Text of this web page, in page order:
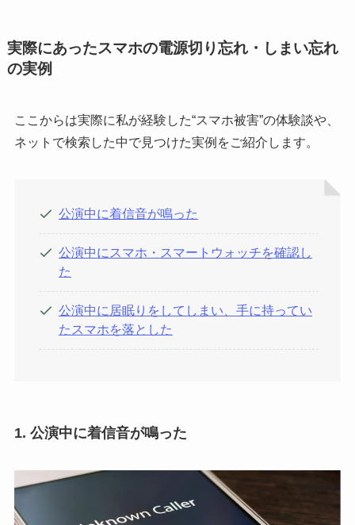
実際にあったスマホの電源切り忘れ・しまい忘れ
の実例
ここからは実際に私が経験した“スマホ被害”の体験談や、
ネットで検索した中で見つけた実例をご紹介します。
公演中に着信音が鳴った
公演中にスマホ・スマートウォッチを確認し
た
公演中に居眠りをしてしまい、手に持ってい
たスマホを落とした
1. 公演中に着信音が鳴った